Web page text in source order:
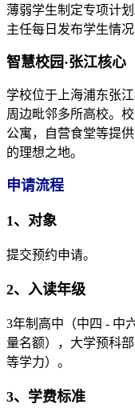
薄弱学生制定专项计
主任每日发布学生情
智慧校园·张江核心
学校位于上海浦东张
周边毗邻多所高校。
公寓，自营食堂等提
的理想之地。
申请流程
1、对象
提交预约申请。
2、入读年级
3年制高中（中四 - 中
量名额），大学预科
等学力）。
3、学费标准